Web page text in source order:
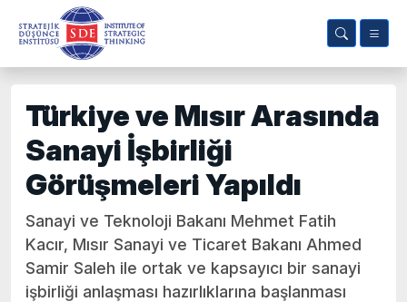
Türkiye ve Mısır Arasında
Sanayi İşbirliği
Görüşmeleri Yapıldı
Sanayi ve Teknoloji Bakanı Mehmet Fatih
Kacır, Mısır Sanayi ve Ticaret Bakanı Ahmed
Samir Saleh ile ortak ve kapsayıcı bir sanayi
işbirliği anlaşması hazırlıklarına başlanması